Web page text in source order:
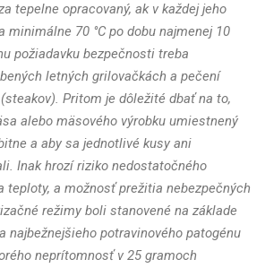
tepelne opracovaný, ak v každej jeho
70 °C po dobu najmenej 10
požiadavku bezpečnosti treba
letných grilovačkách a pečení
Pritom je dôležité dbať na to,
alebo mäsového výrobku umiestnený
a aby sa jednotlivé kusy ani
Inak hrozí riziko nedostatočného
teploty, a možnosť prežitia nebezpečných
režimy boli stanovené na základe
najbežnejšieho potravinového patogénu
neprítomnosť v 25 gramoch